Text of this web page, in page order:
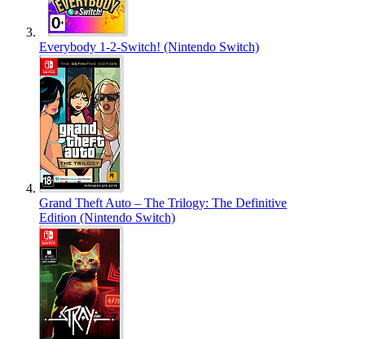
Everybody 1-2-Switch! (Nintendo Switch)
Grand Theft Auto – The Trilogy: The Definitive
Edition (Nintendo Switch)